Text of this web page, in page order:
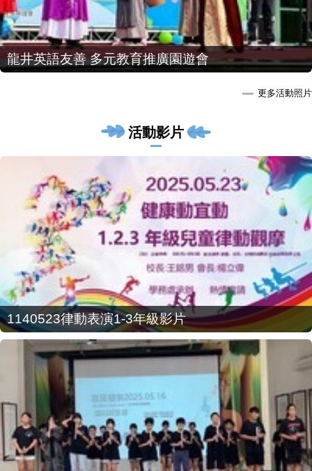
龍井英語友善 多元教育推廣園遊會
更多活動照片
活動影片
1140523律動表演1-3年級影片